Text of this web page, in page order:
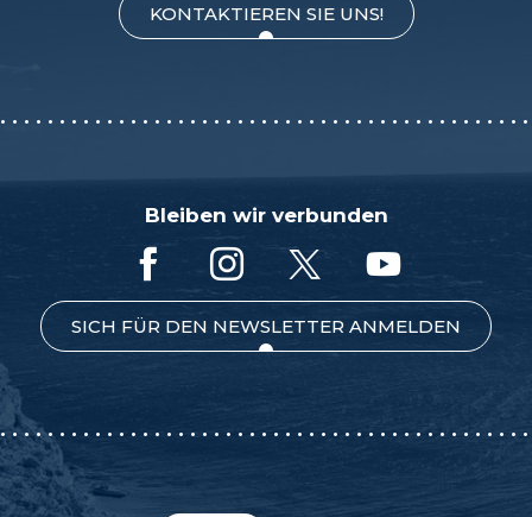
KONTAKTIEREN SIE UNS!
Bleiben wir verbunden
SICH FÜR DEN NEWSLETTER ANMELDEN